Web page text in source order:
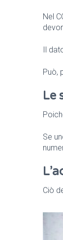
Nel
Il
Può,
Le
Se
Ciò